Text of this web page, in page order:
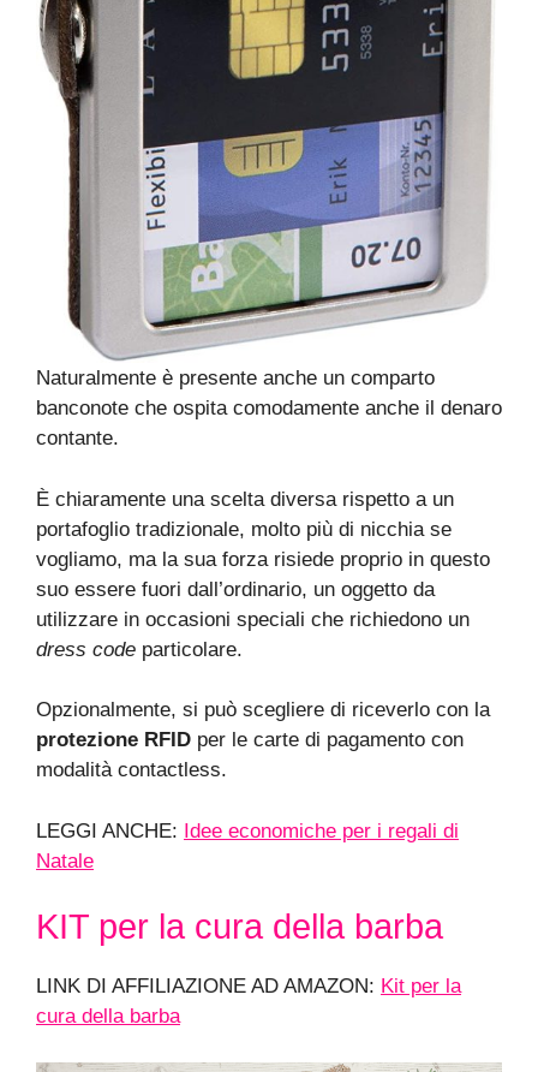
Naturalmente è presente anche un comparto
banconote che ospita comodamente anche il denaro
contante.
È chiaramente una scelta diversa rispetto a un
portafoglio tradizionale, molto più di nicchia se
vogliamo, ma la sua forza risiede proprio in questo
suo essere fuori dall’ordinario, un oggetto da
utilizzare in occasioni speciali che richiedono un
dress code particolare.
Opzionalmente, si può scegliere di riceverlo con la
protezione RFID per le carte di pagamento con
modalità contactless.
LEGGI ANCHE: Idee economiche per i regali di
Natale
KIT per la cura della barba
LINK DI AFFILIAZIONE AD AMAZON: Kit per la
cura della barba